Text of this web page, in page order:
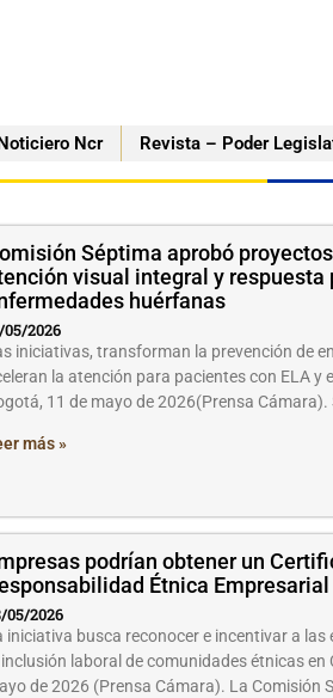
Ncr Revista – Poder
Séptima aprobó
visual integral y respuesta
huérfanas
05/2026
iniciativas, transforman la prevención de
la atención para pacientes con ELA y
11 de mayo de 2026(Prensa Cámara).
más »
podrían obtener un
Étnica Empresarial
05/2026
iniciativa busca reconocer e incentivar a las
inclusión laboral de comunidades étnicas en
de 2026 (Prensa Cámara). La Comisión
á
g
i
n
a
P
á
g
i
n
a
P
á
g
n
a
á
g
n
a